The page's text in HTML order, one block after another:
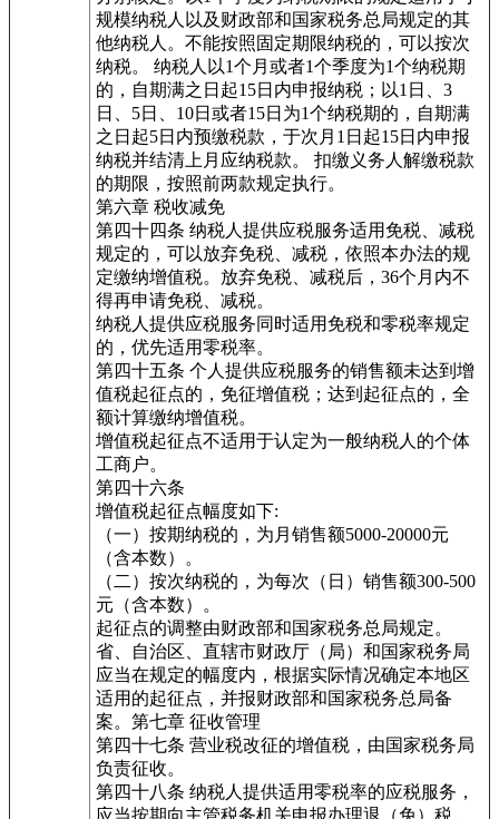
规模纳税人以及财政部和国家税务总局规定的其
他纳税人。不能按照固定期限纳税的，可以按次
纳税。 纳税人以1个月或者1个季度为1个纳税期
的，自期满之日起15日内申报纳税；以1日、3
日、5日、10日或者15日为1个纳税期的，自期满
之日起5日内预缴税款，于次月1日起15日内申报
纳税并结清上月应纳税款。 扣缴义务人解缴税款
的期限，按照前两款规定执行。
第六章 税收减免
第四十四条 纳税人提供应税服务适用免税、减税
规定的，可以放弃免税、减税，依照本办法的规
定缴纳增值税。放弃免税、减税后，36个月内不
得再申请免税、减税。
纳税人提供应税服务同时适用免税和零税率规定
的，优先适用零税率。
第四十五条 个人提供应税服务的销售额未达到增
值税起征点的，免征增值税；达到起征点的，全
额计算缴纳增值税。
增值税起征点不适用于认定为一般纳税人的个体
工商户。
第四十六条
增值税起征点幅度如下:
（一）按期纳税的，为月销售额5000-20000元
（含本数）。
（二）按次纳税的，为每次（日）销售额300-500
元（含本数）。
起征点的调整由财政部和国家税务总局规定。
省、自治区、直辖市财政厅（局）和国家税务局
应当在规定的幅度内，根据实际情况确定本地区
适用的起征点，并报财政部和国家税务总局备
案。第七章 征收管理
第四十七条 营业税改征的增值税，由国家税务局
负责征收。
第四十八条 纳税人提供适用零税率的应税服务，
应当按期向主管税务机关申报办理退（免）税，